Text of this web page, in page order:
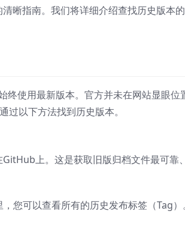
晰指南。我们将详细介绍查找历史版本
终使用最新版本。官方并未在网站显眼位
以下方法找到历史版本。
上。这是获取旧版归档文件最可靠
您可以查看所有的历史发布标签（Tag）